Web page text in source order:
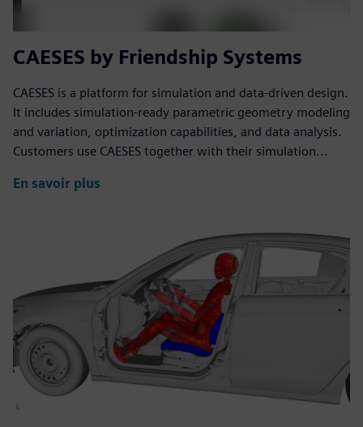
CAESES by Friendship Systems
CAESES is a platform for simulation and data-driven design.
It includes simulation-ready parametric geometry modeling
and variation, optimization capabilities, and data analysis.
Customers use CAESES together with their simulation...
En savoir plus